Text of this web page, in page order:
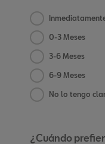
0-3 Meses
3-6 Meses
6-9 Meses
No lo tengo
¿Cuándo